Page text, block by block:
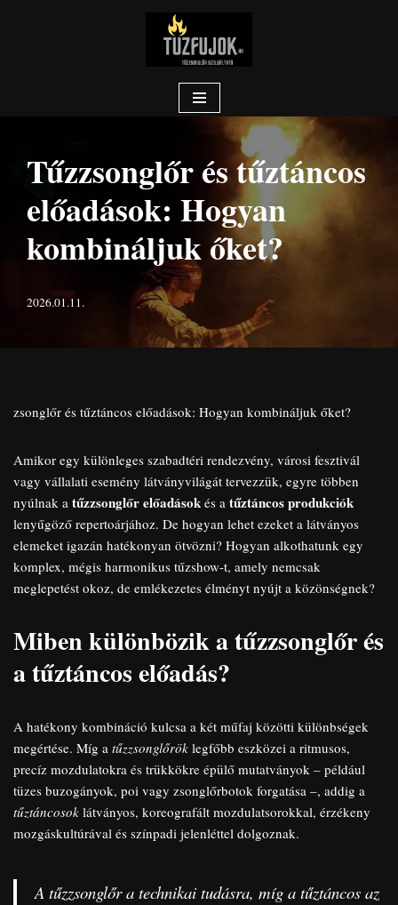
Tűzzsonglőr és tűztáncos
előadások: Hogyan
kombináljuk őket?
2026.01.11.
zsonglőr és tűztáncos előadások: Hogyan kombináljuk őket?
Amikor egy különleges szabadtéri rendezvény, városi fesztivál
vagy vállalati esemény látványvilágát tervezzük, egyre többen
nyúlnak a tűzzsonglőr előadások és a tűztáncos produkciók
lenyűgöző repertoárjához. De hogyan lehet ezeket a látványos
elemeket igazán hatékonyan ötvözni? Hogyan alkothatunk egy
komplex, mégis harmonikus tűzshow-t, amely nemcsak
meglepetést okoz, de emlékezetes élményt nyújt a közönségnek?
Miben különbözik a tűzzsonglőr és
a tűztáncos előadás?
A hatékony kombináció kulcsa a két műfaj közötti különbségek
megértése. Míg a tűzzsonglőrök legfőbb eszközei a ritmusos,
precíz mozdulatokra és trükkökre épülő mutatványok – például
tüzes buzogányok, poi vagy zsonglőrbotok forgatása –, addig a
tűztáncosok látványos, koreografált mozdulatsorokkal, érzékeny
mozgáskultúrával és színpadi jelenléttel dolgoznak.
A tűzzsonglőr a technikai tudásra, míg a tűztáncos az